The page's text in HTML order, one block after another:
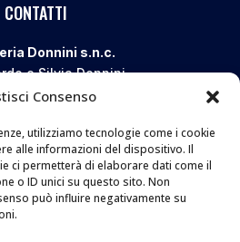
Consenso
utilizziamo tecnologie come i cookie
alle informazioni del dispositivo. Il
ci permetterà di elaborare dati come il
o ID unici su questo sito. Non
può influire negativamente su
CONTATTI
Donnini s.n.c.
e Silvia Donnini
70 – 50136 FIRENZE
055 661 438
FOLLOW